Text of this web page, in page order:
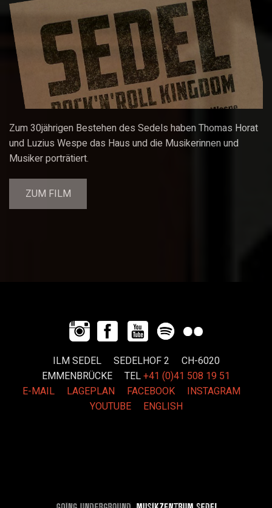
Zum 30jährigen Bestehen des Sedels haben Thomas Horat
und Luzius Wespe das Haus und die Musikerinnen und
Musiker porträtiert.
ZUM FILM
ILM SEDEL SEDELHOF 2 CH-6020
EMMENBRÜCKE TEL+41 (0)41 508 19 51
E-MAIL
LAGEPLAN FACEBOOK
INSTAGRAM
YOUTUBE
ENGLISH